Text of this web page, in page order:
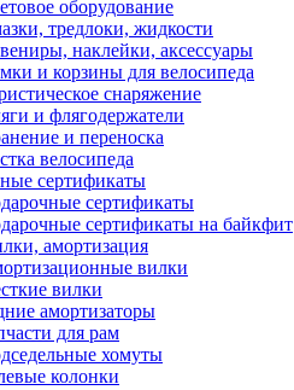
оборудование
тредлоки, жидкости
наклейки, аксессуары
и корзины для велосипеда
снаряжение
и флягодержатели
и переноска
велосипеда
сертификаты
сертификаты
сертификаты на байкфит
амортизация
вилки
вилки
амортизаторы
для рам
хомуты
колонки